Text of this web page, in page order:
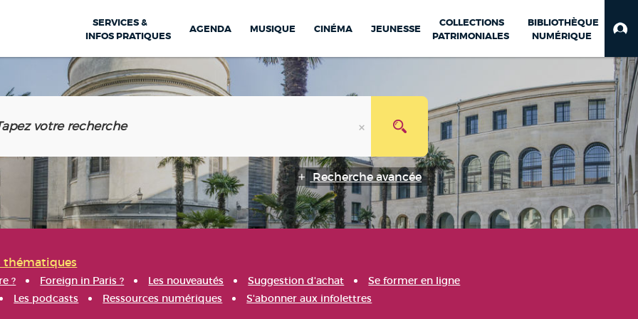
SERVICES &
INFOS PRATIQUES
AGENDA MUSIQUE CINÉMA JEUNESSE
COLLECTIONS
PATRIMONIALES
BIBLIOTHÈQUE
NUMÉRIQUE
Recherche avancée
thématiques
? Foreign in Paris ? Les nouveautés Suggestion d'achat
Se former en ligne
Les podcasts Ressources numériques S'abonner aux infolettres